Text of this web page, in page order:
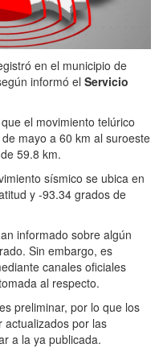
en el municipio de
informó el Servicio
el movimiento telúrico
mayo a 60 km al suroeste
59.8 km.
sísmico se ubica en
y -93.34 grados de
informado sobre algún
Sin embargo, es
canales oficiales
al respecto.
preliminar, por lo que los
actualizados por las
a la ya publicada.